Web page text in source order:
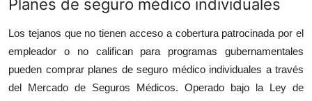
Planes de seguro médico individuales
Los tejanos que no tienen acceso a cobertura patrocinada por el
empleador o no califican para programas gubernamentales
pueden comprar planes de seguro médico individuales a través
del Mercado de Seguros Médicos. Operado bajo la Ley de